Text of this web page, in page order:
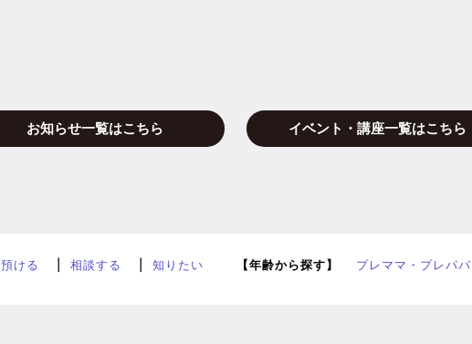
お知らせ一覧はこちら イベント・講座一覧はこちら
預ける 相談する 知りたい 【年齢から探す】 プレママ・プレパパ